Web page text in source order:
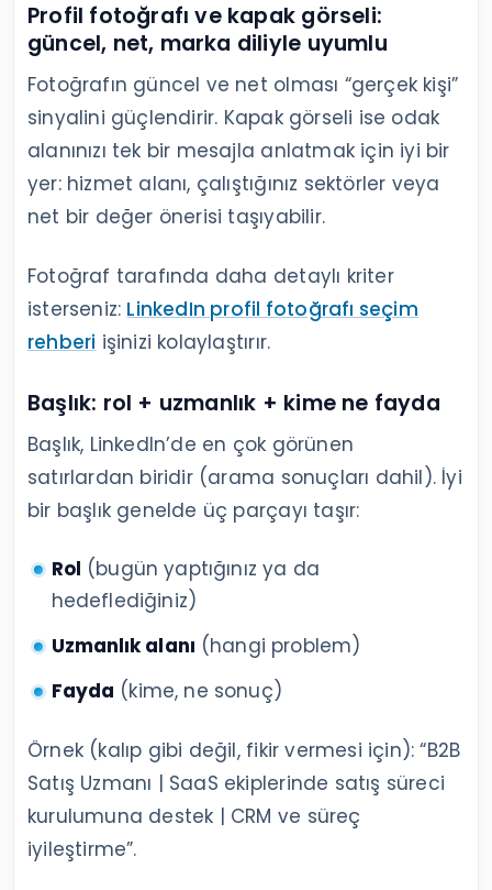
Profil fotoğrafı ve kapak görseli:
güncel, net, marka diliyle uyumlu
Fotoğrafın güncel ve net olması “gerçek kişi”
sinyalini güçlendirir. Kapak görseli ise odak
alanınızı tek bir mesajla anlatmak için iyi bir
yer: hizmet alanı, çalıştığınız sektörler veya
net bir değer önerisi taşıyabilir.
Fotoğraf tarafında daha detaylı kriter
isterseniz: LinkedIn profil fotoğrafı seçim
rehberi işinizi kolaylaştırır.
Başlık: rol + uzmanlık + kime ne fayda
Başlık, LinkedIn’de en çok görünen
satırlardan biridir (arama sonuçları dahil). İyi
bir başlık genelde üç parçayı taşır:
Rol (bugün yaptığınız ya da
hedeflediğiniz)
Uzmanlık alanı (hangi problem)
Fayda (kime, ne sonuç)
Örnek (kalıp gibi değil, fikir vermesi için): “B2B
Satış Uzmanı | SaaS ekiplerinde satış süreci
kurulumuna destek | CRM ve süreç
iyileştirme”.